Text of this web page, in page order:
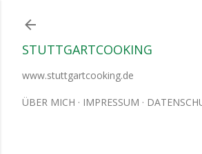
STUTTGARTCOOKING
www.stuttgartcooking.de
ÜBER MICH IMPRESSUM